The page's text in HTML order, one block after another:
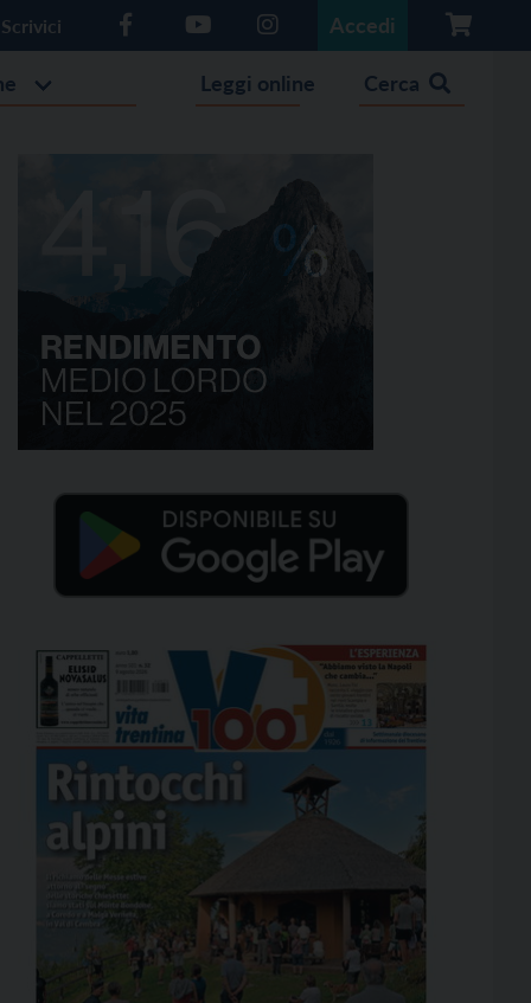
Scrivici Accedi
Leggi online Cerca